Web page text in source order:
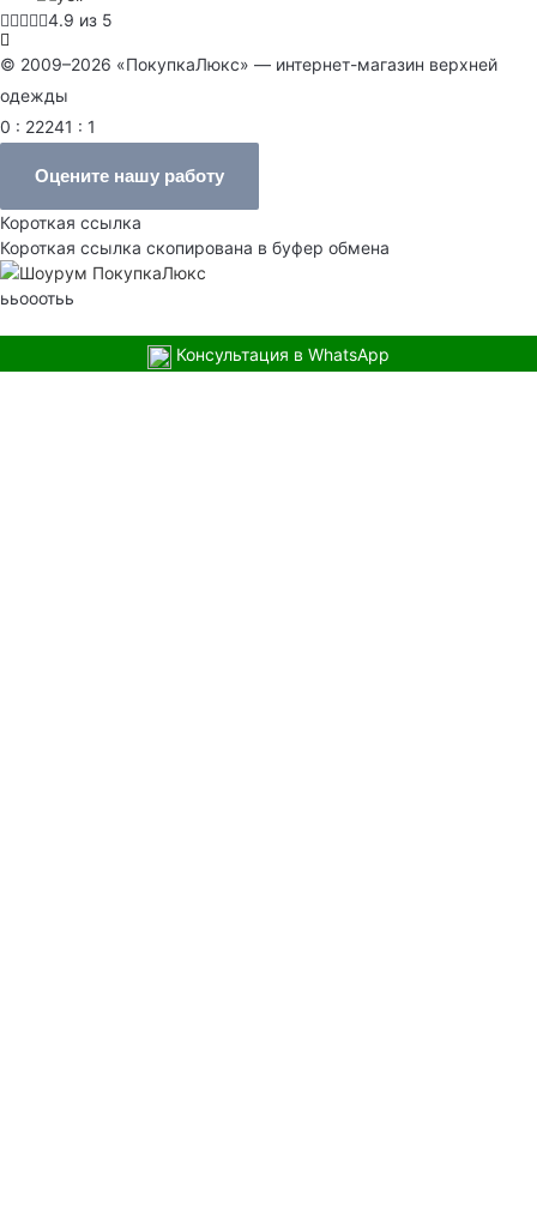
4.9 из 5
© 2009–2026 «ПокупкаЛюкс» — интернет-магазин верхней
одежды
0 : 22241 : 1
Оцените нашу работу
Короткая ссылка
Короткая ссылка скопирована в буфер обмена
ььооотьь
Консультация в WhatsApp